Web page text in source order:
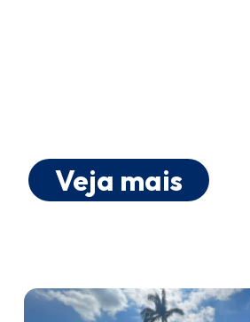
Veja mais